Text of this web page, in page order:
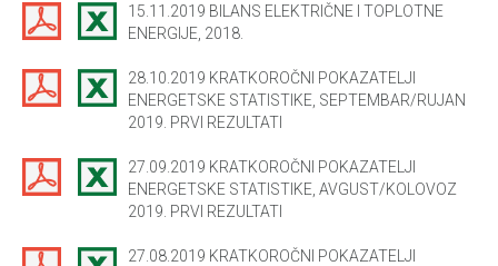
15.11.2019 BILANS ELEKTRIČNE I TOPLOTNE
ENERGIJE, 2018.
28.10.2019 KRATKOROČNI POKAZATELJI
ENERGETSKE STATISTIKE, SEPTEMBAR/RUJAN
2019. PRVI REZULTATI
27.09.2019 KRATKOROČNI POKAZATELJI
ENERGETSKE STATISTIKE, AVGUST/KOLOVOZ
2019. PRVI REZULTATI
27.08.2019 KRATKOROČNI POKAZATELJI